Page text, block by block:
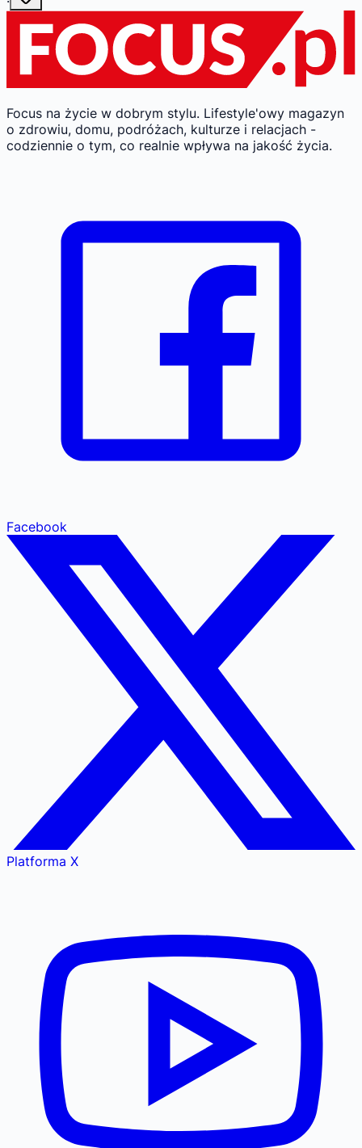
Focus na życie w dobrym stylu. Lifestyle'owy magazyn
o zdrowiu, domu, podróżach, kulturze i relacjach -
codziennie o tym, co realnie wpływa na jakość życia.
Facebook
Platforma X